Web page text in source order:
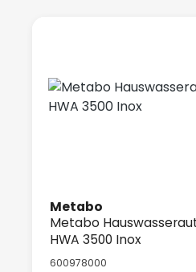
Metabo
Metabo
HWA 3500 Inox
600978000